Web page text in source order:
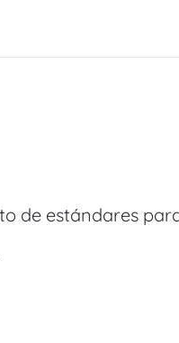
de estándares